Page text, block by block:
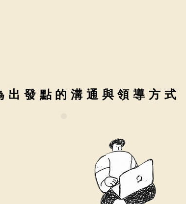
發點的溝通與領導方式
發點的溝通與領導方式